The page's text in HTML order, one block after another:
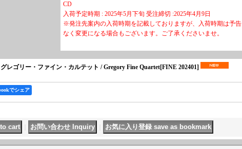
CD
入荷予定時期 : 2025年5月下旬 受注締切 :2025年4月9日
※発注先案内の入荷時期を記載しておりますが、入荷時期は予告
なく変更になる場合もございます。ご了承くださいませ。
レゴリー・ファイン・カルテット / Gregory Fine Quartet[FINE 202401]
でシェア